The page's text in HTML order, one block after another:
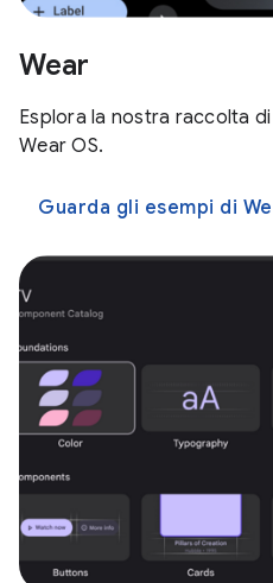
Wear
Esplora la nostra raccolta
Wear OS.
Guarda gli esempi di